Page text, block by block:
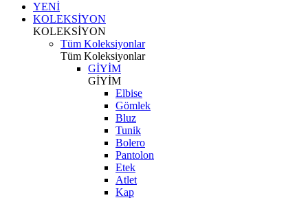
YENİ
KOLEKSİYON
KOLEKSİYON
Tüm Koleksiyonlar
Tüm Koleksiyonlar
GİYİM
GİYİM
Elbise
Gömlek
Bluz
Tunik
Bolero
Pantolon
Etek
Atlet
Kap